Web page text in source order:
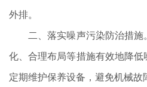
外排。
二、落实噪声污染防治措施
化、合理布局等措施有效地降低
定期维护保养设备，避免机械故